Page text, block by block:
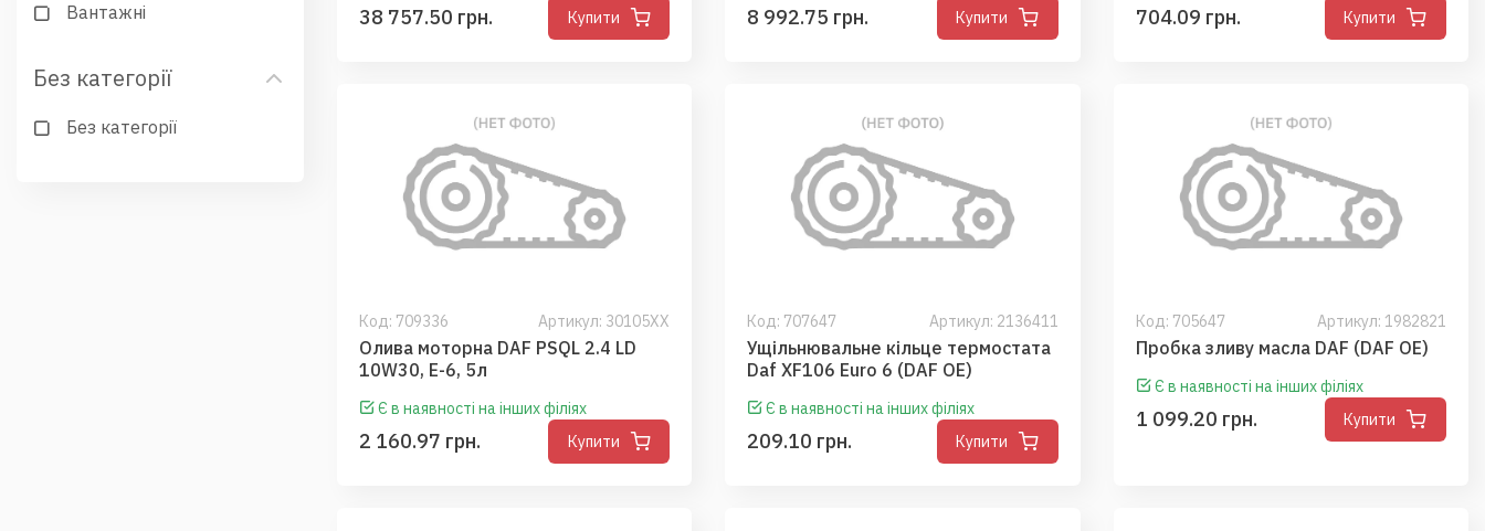
Вантажні
Без категорії
Без категорії
38 757.50 грн. Купити 8 992.75 грн. Купити 704.09 грн. Купити
Код: 709336 Артикул: 30105XX
Олива моторна DAF PSQL 2.4 LD
10W30, E-6, 5л
Є в наявності на інших філіях
2 160.97 грн. Купити
Код: 707647 Артикул: 2136411
Ущільнювальне кільце термостата
Daf XF106 Euro 6 (DAF OE)
Є в наявності на інших філіях
209.10 грн. Купити
Код: 705647 Артикул: 1982821
Пробка зливу масла DAF (DAF OE)
Є в наявності на інших філіях
1 099.20 грн. Купити